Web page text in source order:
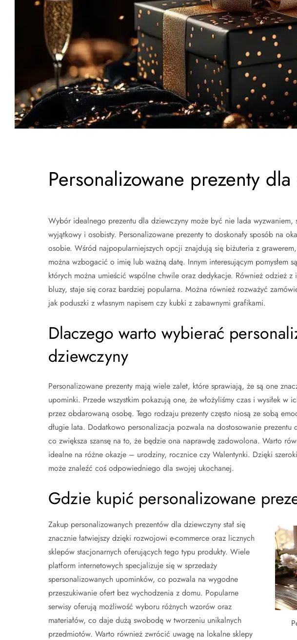
Personalizowane prezenty
Wybór idealnego prezentu dla dziewczyny może być nie lada wyzwaniem,
wyjątkowy i osobisty. Personalizowane prezenty to doskonały sposób na
osobie. Wśród najpopularniejszych opcji znajdują się biżuteria z
można wzbogacić o imię lub ważną datę. Innym interesującym pomysłem
których można umieścić wspólne chwile oraz dedykacje. Również odzież
bluzy, staje się coraz bardziej popularna. Można również rozważyć
jak poduszki z własnym napisem czy kubki z zabawnymi grafikami.
Dlaczego warto wybierać
dziewczyny
Personalizowane prezenty mają wiele zalet, które sprawiają, że są one
upominki. Przede wszystkim pokazują one, że włożyliśmy czas i wysiłek
przez obdarowaną osobę. Tego rodzaju prezenty często niosą ze sobą
długie lata. Dodatkowo personalizacja pozwala na dostosowanie
co zwiększa szansę na to, że będzie ona naprawdę zadowolona. Warto
idealne na różne okazje – urodziny, rocznice czy Walentynki. Dzięki
może znaleźć coś odpowiedniego dla swojej ukochanej.
Gdzie kupić personalizowane
Zakup personalizowanych prezentów dla dziewczyny stał się
znacznie łatwiejszy dzięki rozwojowi e-commerce oraz licznych
sklepów stacjonarnych oferujących tego typu produkty. Wiele
platform internetowych specjalizuje się w sprzedaży
spersonalizowanych upominków, co pozwala na wygodne
przeszukiwanie ofert bez wychodzenia z domu. Popularne
serwisy oferują możliwość wyboru różnych wzorów oraz
materiałów, co daje dużą swobodę w tworzeniu unikalnych
przedmiotów. Warto również zwrócić uwagę na lokalne sklepy